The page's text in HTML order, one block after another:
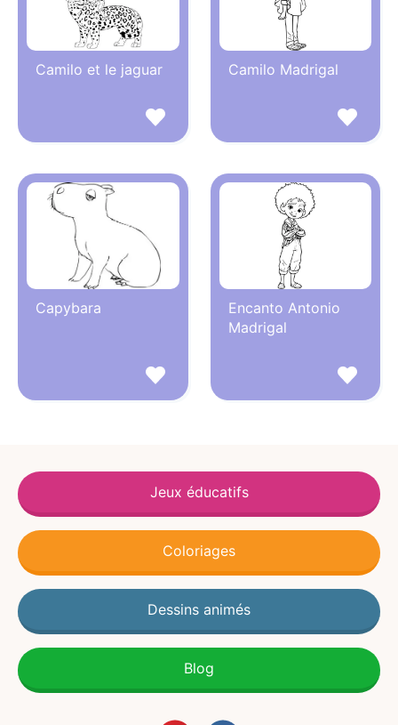
Camilo et le jaguar Camilo Madrigal
Capybara
Encanto Antonio
Madrigal
Jeux éducatifs
Coloriages
Dessins animés
Blog